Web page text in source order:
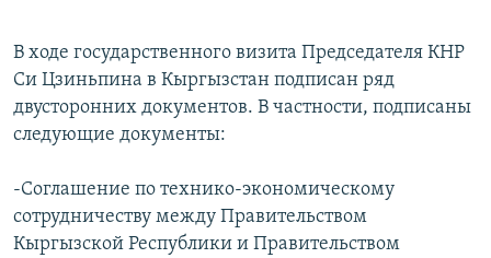
В ходе государственного визита Председателя КНР
Си Цзиньпина в Кыргызстан подписан ряд
двусторонних документов. В частности, подписаны
следующие документы:
-Соглашение по технико-экономическому
сотрудничеству между Правительством
Кыргызской Республики и Правительством